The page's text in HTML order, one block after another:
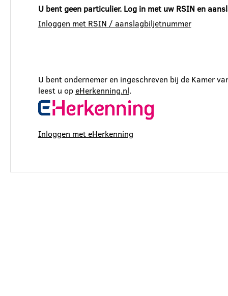
U bent geen particulier. Log in met uw RSIN en
Inloggen met RSIN / aanslagbiljetnummer
U bent ondernemer en ingeschreven bij de Kamer
leest u op eHerkenning.nl.
Inloggen met eHerkenning